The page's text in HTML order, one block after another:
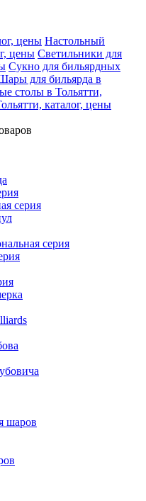
цены Настольный
цены Светильники для
Сукно для бильярдных
для бильярда в
столы в Тольятти,
каталог, цены
серия
серия
шаров